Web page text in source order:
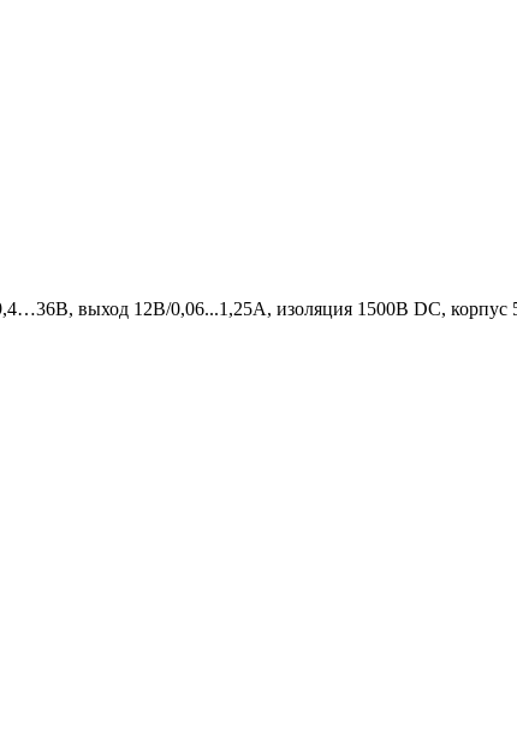
выход 12В/0,06...1,25А, изоляция 1500В DC,